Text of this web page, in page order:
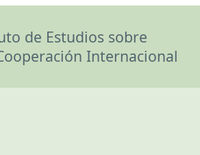
de Estudios sobre
Internacional